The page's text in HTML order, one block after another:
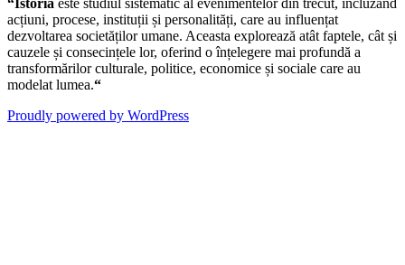
“Istoria este studiul sistematic al evenimentelor din trecut, incluzând
acțiuni, procese, instituții și personalități, care au influențat
dezvoltarea societăților umane. Aceasta explorează atât faptele, cât și
cauzele și consecințele lor, oferind o înțelegere mai profundă a
transformărilor culturale, politice, economice și sociale care au
modelat lumea.“
Proudly powered by WordPress